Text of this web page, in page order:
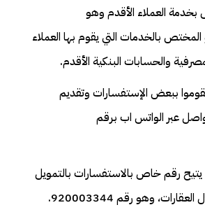
العملاء الأقدم وهو
وهو المختص بالخدمات التي يقوم بها العملاء
والحسابات البنكية الأقدم.
ببعض الإستفسارات وتقديم
عبر الواتس اب برقم
يتيح رقم خاص بالاستفسارات بالتمويل
وهو رقم 920003344.